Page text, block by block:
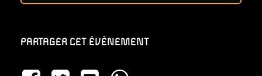
PARTAGER CET ÉVÈNEMENT